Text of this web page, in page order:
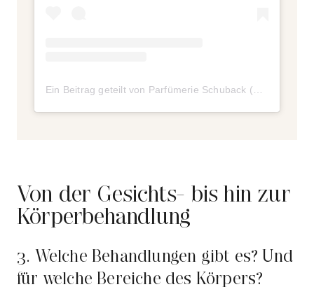
Von der Gesichts- bis hin zur
Körperbehandlung
3. Welche Behandlungen gibt es? Und
für welche Bereiche des Körpers?